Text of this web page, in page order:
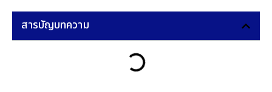
สารบัญบทความ